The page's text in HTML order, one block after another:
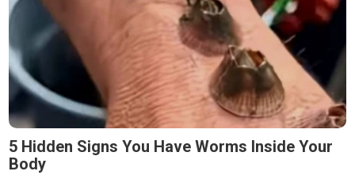
5 Hidden Signs You Have Worms Inside Your
Body